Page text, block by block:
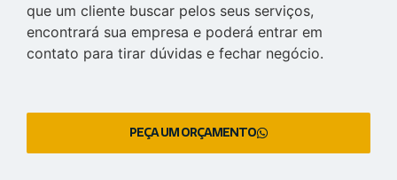
que um cliente buscar pelos seus serviços,
encontrará sua empresa e poderá entrar em
contato para tirar dúvidas e fechar negócio.
PEÇA UM ORÇAMENTO